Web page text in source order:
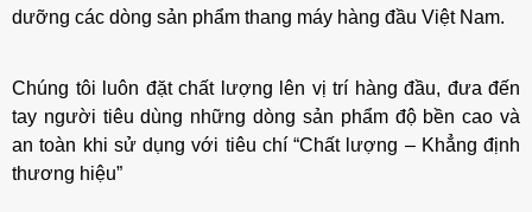
dưỡng các dòng sản phẩm thang máy hàng đầu Việt Nam.
Chúng tôi luôn đặt chất lượng lên vị trí hàng đầu, đưa đến
tay người tiêu dùng những dòng sản phẩm độ bền cao và
an toàn khi sử dụng với tiêu chí “Chất lượng – Khẳng định
thương hiệu”